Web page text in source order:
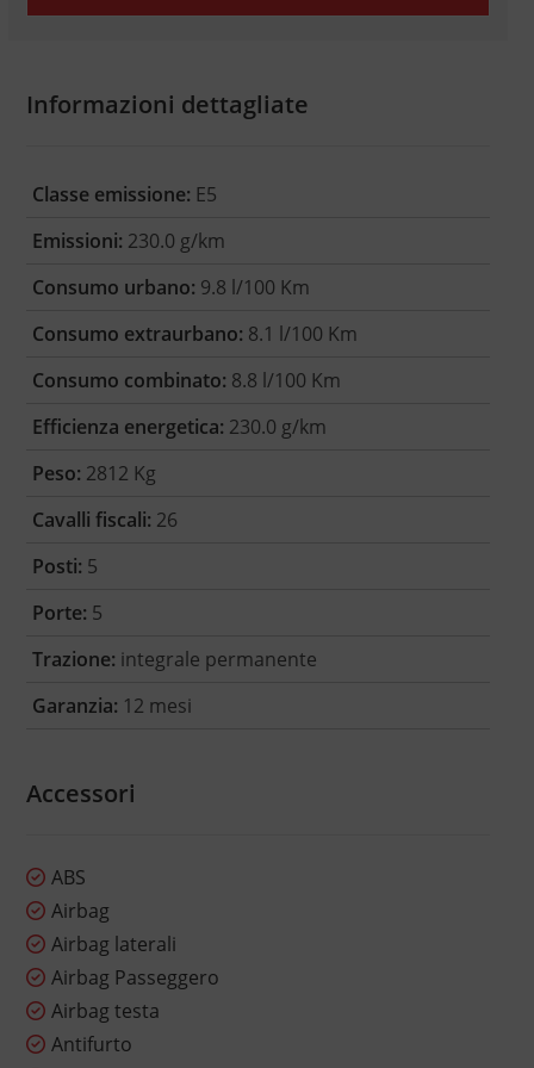
Informazioni dettagliate
Classe emissione: E5
Emissioni: 230.0 g/km
Consumo urbano: 9.8 l/100 Km
Consumo extraurbano: 8.1 l/100 Km
Consumo combinato: 8.8 l/100 Km
Efficienza energetica: 230.0 g/km
Peso: 2812 Kg
Cavalli fiscali: 26
Posti: 5
Porte: 5
Trazione: integrale permanente
Garanzia: 12 mesi
Accessori
ABS
Airbag
Airbag laterali
Airbag Passeggero
Airbag testa
Antifurto